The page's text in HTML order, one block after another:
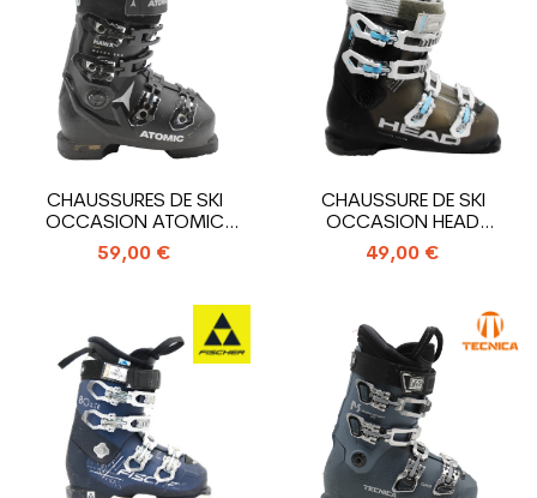
CHAUSSURES DE SKI
OCCASION ATOMIC
HAWX MAGNA 85 X
59,00 €
CHAUSSURE DE SKI
OCCASION HEAD
ADVANT EDGE 75
49,00 €